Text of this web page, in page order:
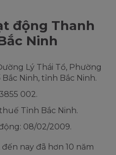
động Thanh
Ninh
Lý Thái Tổ, Phường
Ninh, tỉnh Bắc Ninh.
002.
Tỉnh Bắc Ninh.
08/02/2009.
nay đã hơn 10 năm